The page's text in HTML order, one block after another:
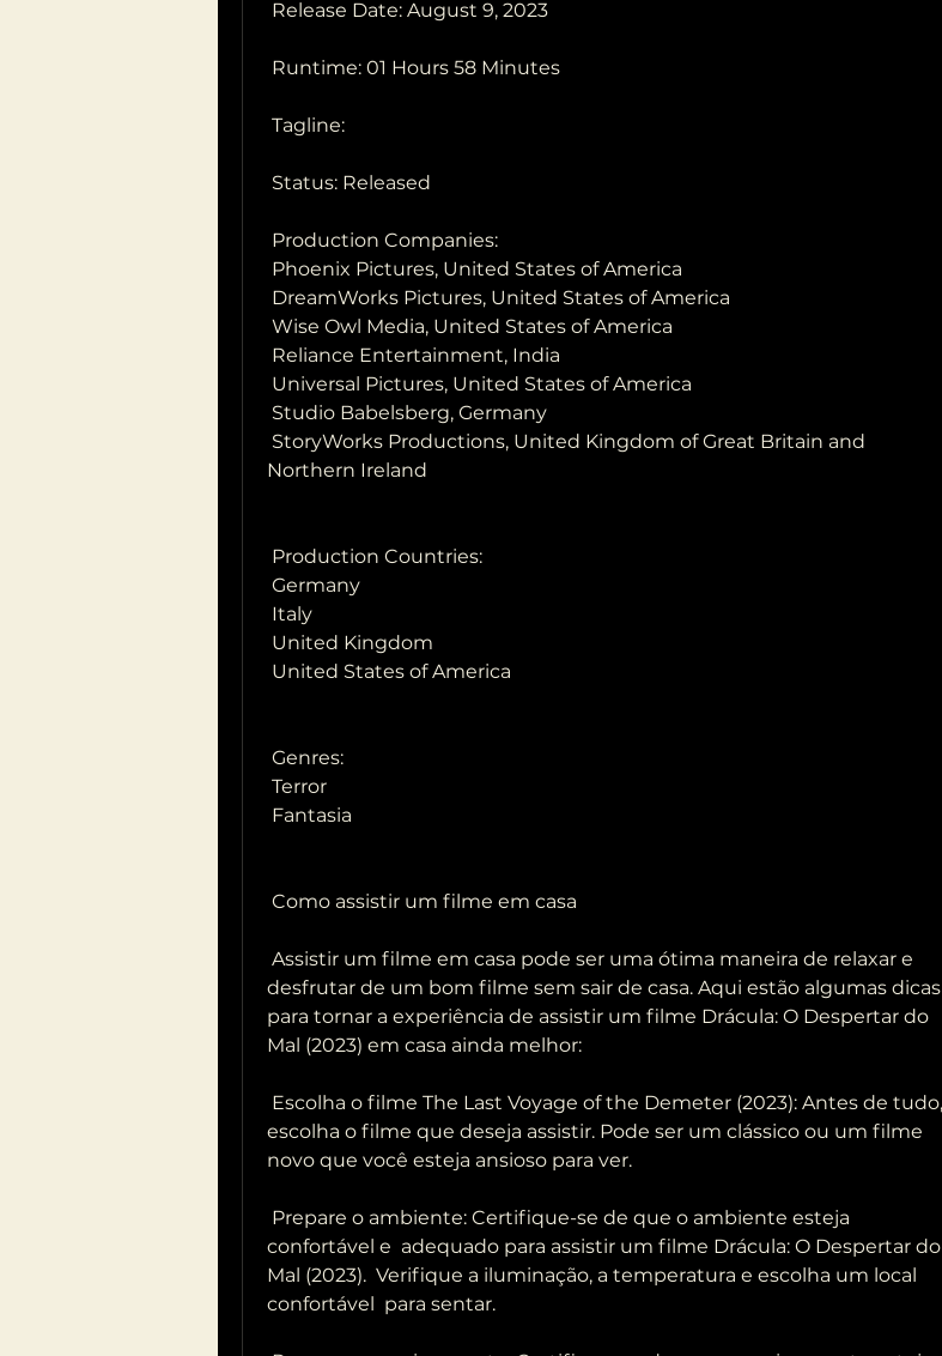
Release Date: August 9, 2023
Runtime: 01 Hours 58 Minutes
Tagline:
Status: Released
Production Companies:
Phoenix Pictures, United States of America
DreamWorks Pictures, United States of America
Wise Owl Media, United States of America
Reliance Entertainment, India
Universal Pictures, United States of America
Studio Babelsberg, Germany
Northern Ireland
Production Countries:
Germany
Italy
United Kingdom
United States of America
Genres:
Terror
Fantasia
Como assistir um filme em casa
desfrutar de um bom filme sem sair de casa. Aqui estão algumas dicas
para tornar a experiência de assistir um filme Drácula: O Despertar do
Mal (2023) em casa ainda melhor:
escolha o filme que deseja assistir. Pode ser um clássico ou um filme
novo que você esteja ansioso para ver.
confortável e  adequado para assistir um filme Drácula: O Despertar do
Mal (2023).  Verifique a iluminação, a temperatura e escolha um local
confortável  para sentar.